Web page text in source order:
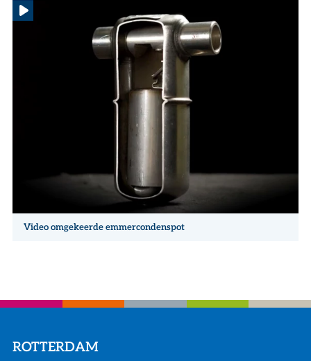
Video omgekeerde emmercondenspot
ROTTERDAM